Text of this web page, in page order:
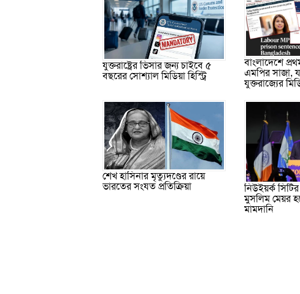
যুক্তরাষ্ট্রের ভিসার জন্য চাইবে ৫
বছরের সোশ্যাল মিডিয়া হিস্ট্রি
বাংলাদেশে
এমপির সাজা,
যুক্তরাজ্যের
শেখ হাসিনার মৃত্যুদণ্ডের রায়ে
ভারতের সংযত প্রতিক্রিয়া
নিউইয়র্ক
মুসলিম মেয়র
মামদানি